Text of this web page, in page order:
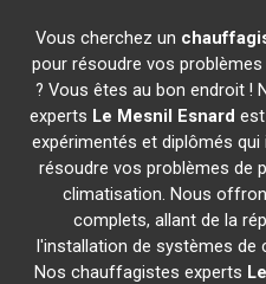
Vous cherchez un
pour résoudre vos
? Vous êtes au bon endroit !
experts Le Mesnil Esnard
expérimentés et diplômés
résoudre vos problèmes de
climatisation. Nous
complets, allant de la
l'installation de systèmes de
Nos chauffagistes experts